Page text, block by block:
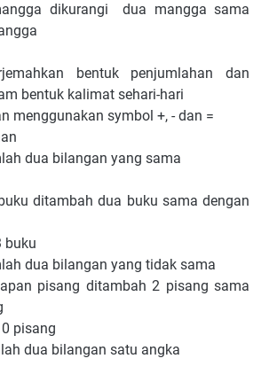
dikurangi dua mangga sama
bentuk penjumlahan dan
bentuk kalimat sehari-hari
menggunakan symbol +, - dan =
bilangan yang sama
dua buku sama dengan
bilangan yang tidak sama
ditambah 2 pisang sama
bilangan satu angka